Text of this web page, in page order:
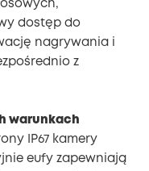
dostęp do
nagrywania i
z
warunkach
IP67 kamery
eufy zapewniają